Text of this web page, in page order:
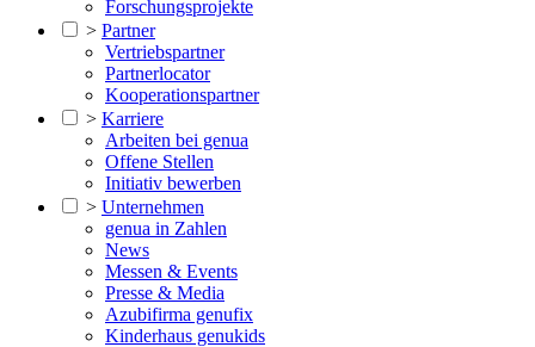
Forschungsprojekte
> Partner
Vertriebspartner
Partnerlocator
Kooperationspartner
> Karriere
Arbeiten bei genua
Offene Stellen
Initiativ bewerben
> Unternehmen
genua in Zahlen
News
Messen & Events
Presse & Media
Azubifirma genufix
Kinderhaus genukids